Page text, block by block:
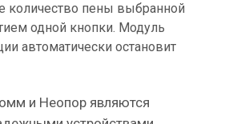
количество пены выбранной
одной кнопки. Модуль
автоматически остановит
и Неопор являются